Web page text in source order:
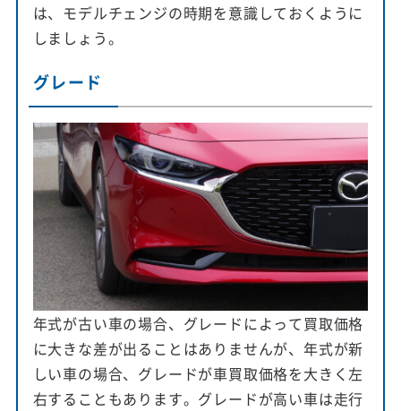
は、モデルチェンジの時期を意識しておくように
しましょう。
グレード
年式が古い車の場合、グレードによって買取価格
に大きな差が出ることはありませんが、年式が新
しい車の場合、グレードが車買取価格を大きく左
右することもあります。グレードが高い車は走行